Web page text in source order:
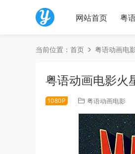
网站首页 粤
当前位置： 首页 粤语动画电
粤语动画电影火
1080P 粤语动画电影